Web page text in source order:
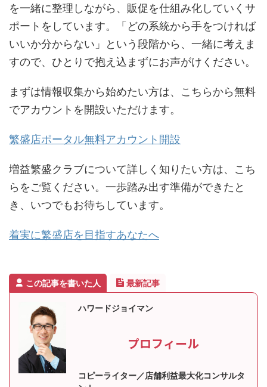
を一緒に整理しながら、販促を仕組み化していくサ
ポートをしています。「どの系統から手をつければ
いいか分からない」という段階から、一緒に考えま
すので、ひとりで抱え込まずにお声がけください。
まずは情報収集から始めたい方は、こちらから無料
でアカウントを開設いただけます。
繁盛店ポータル無料アカウント開設
増益繁盛クラブについて詳しく知りたい方は、こち
らをご覧ください。一歩踏み出す準備ができたと
き、いつでもお待ちしています。
着実に繁盛店を目指すあなたへ
この記事を書いた人 最新記事
ハワードジョイマン
プロフィール
コピーライター／店舗利益最大化コンサルタ